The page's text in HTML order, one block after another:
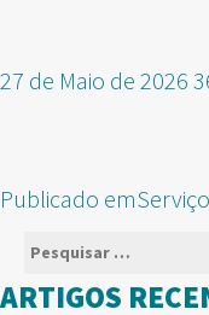
Publicado
27 de Maio de 2026
NAVEGAÇÃO
ARTIGOS
Publicado em
Pesquisar
por:
ARTIGOS